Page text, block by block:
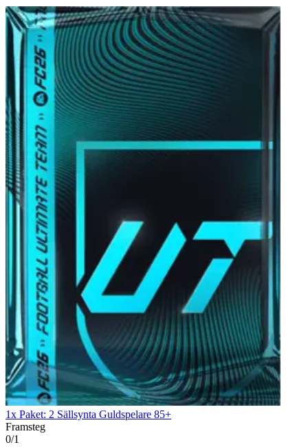
1x Paket: 2 Sällsynta Guldspelare 85+
Framsteg
0/1